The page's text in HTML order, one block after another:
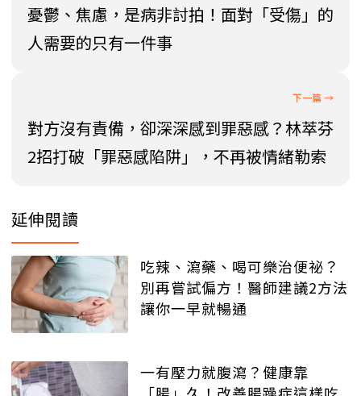
憂鬱、焦慮，是病非討拍！面對「受傷」的
人需要的只有一件事
對方沒有責備，卻深深感到罪惡感？林萃芬
2招打破「罪惡感陷阱」，不再被情緒勒索
延伸閱讀
吃辣、瀉藥、喝可樂治便祕？
別再嘗試偏方！醫師建議2方法
讓你一早就暢通
一有壓力就腹瀉？健康靠